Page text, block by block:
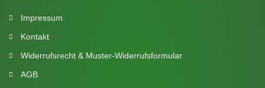
Impressum
Kontakt
Widerrufsrecht & Muster-Widerrufsformular
AGB